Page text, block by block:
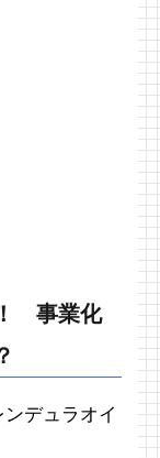
事業化
デュラオイ